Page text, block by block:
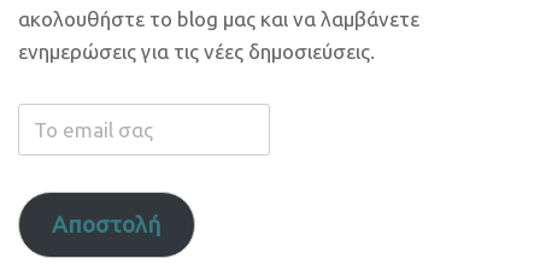
ακολουθήστε το blog μας και να λαμβάνετε
ενημερώσεις για τις νέες δημοσιεύσεις.
Το
email
Αποστολή